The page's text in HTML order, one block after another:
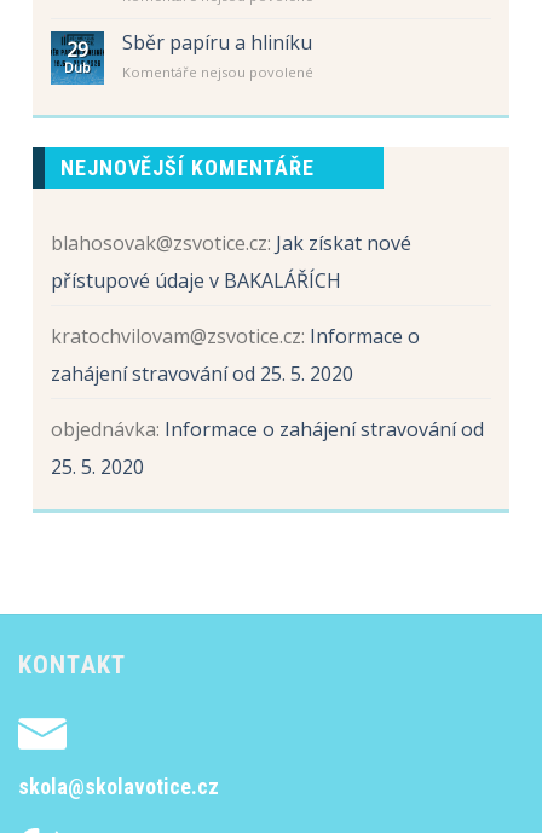
žáků
prvních
tříd
29
Dub
Sběr papíru a hliníku
Komentáře nejsou povolené
s
Sběr
papíru
a
NEJNOVĚJŠÍ KOMENTÁŘE
blahosovak@zsvotice.cz: Jak získat nové
přístupové údaje v BAKALÁŘÍCH
kratochvilovam@zsvotice.cz: Informace o
zahájení stravování od 25. 5. 2020
objednávka: Informace o zahájení stravování od
25. 5. 2020
KONTAKT
skola@skolavotice.cz